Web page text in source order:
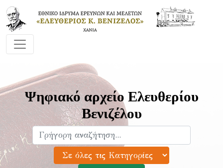
Ψηφιακό αρχείο Ελευθερίου
Βενιζέλου